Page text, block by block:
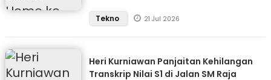
Tekno 21 Jul 2026
Heri Kurniawan Panjaitan Kehilangan
Transkrip Nilai S1 di Jalan SM Raja